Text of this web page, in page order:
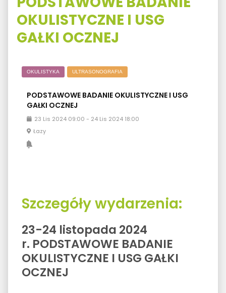
OKULISTYCZNE I USG
GAŁKI OCZNEJ
OKULISTYKA ULTRASONOGRAFIA
PODSTAWOWE BADANIE OKULISTYCZNE I USG
GAŁKI OCZNEJ
23 Lis 2024 09:00 - 24 Lis 2024 18:00
Łazy
Szczegóły wydarzenia:
23-24 listopada 2024
r. PODSTAWOWE BADANIE
OKULISTYCZNE I USG GAŁKI
OCZNEJ